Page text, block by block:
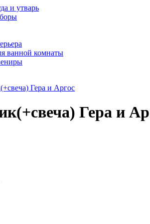
и утварь
ванной комнаты
Гера и